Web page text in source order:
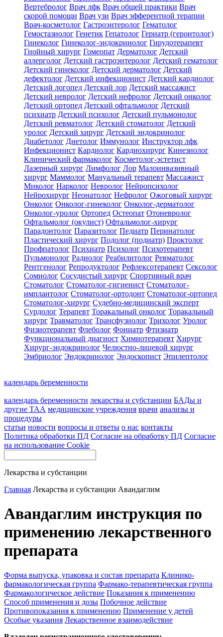
Вертебролог Врач лфк Врач общей практики Врач
скорой помощи Врач узи Врач эфферентной терапии
Врач-косметолог Гастроэнтеролог Гематолог
Гемостазиолог Генетик Гепатолог Гериатр (геронтолог)
Гинеколог Гинеколог-эндокринолог Гирудотерапевт
Гнойный хирург Гомеопат Дерматолог Детский
аллерголог Детский гастроэнтеролог Детский гематолог
Детский гинеколог Детский дерматолог Детский
дефектолог Детский инфекционист Детский кардиолог
Детский логопед Детский лор Детский массажист
Детский невролог Детский нефролог Детский онколог
Детский ортопед Детский офтальмолог Детский
психиатр Детский психолог Детский пульмонолог
Детский ревматолог Детский стоматолог Детский
уролог Детский хирург Детский эндокринолог
Диабетолог Диетолог Иммунолог Инструктор лфк
Инфекционист Кардиолог Кардиохирург Кинезиолог
Клинический фармаколог Косметолог-эстетист
Лазерный хирург Лимфолог Лор Малоинвазивный
хирург Маммолог Мануальный терапевт Массажист
Миколог Нарколог Невролог Нейропсихолог
Нейрохирург Неонатолог Нефролог Ожоговый хирург
Онколог Онколог-гинеколог Онколог-дерматолог
Онколог-уролог Ортопед Остеопат Отоневролог
Офтальмолог (окулист) Офтальмолог-хирург
Парадонтолог Паразитолог Педиатр Перинатолог
Пластический хирург Подолог (подиатр) Проктолог
Профпатолог Психиатр Психолог Психотерапевт
Пульмонолог Радиолог Реабилитолог Ревматолог
Рентгенолог Репродуктолог Рефлексотерапевт Сексолог
Сомнолог Сосудистый хирург Спортивный врач
Стоматолог Стоматолог-гигиенист Стоматолог-
имплантолог Стоматолог-ортодонт Стоматолог-ортопед
Стоматолог-хирург Судебно-медицинский эксперт
Сурдолог Терапевт Торакальный онколог Торакальный
хирург Травматолог Трансфузиолог Трихолог Уролог
Физиотерапевт Флеболог Фониатр Фтизиатр
Функциональный диагност Химиотерапевт Хирург
Хирург-эндокринолог Челюстно-лицевой хирург
Эмбриолог Эндокринолог Эндоскопист Эпилептолог
календарь беременности
календарь беременности лекарства и субстанции БАДы и
другие ТАА медицинские учреждения врачи анализы и
процедуры
статьи новости вопросы и ответы о нас контакты
Политика обработки ПД Согласие на обработку ПД Согласие
на использование Cookie
Лекарства и субстанции
Главная Лекарства и субстанции Авандаглим
Авандаглим инструкция по
применению лекарственного
препарата
Форма выпуска, упаковка и состав препарата Клинико-
фармакологическая группа Фармако-терапевтическая группа
Фармакологическое действие Показания к применению
Способ применения и дозы Побочное действие
Противопоказания к применению Применение у детей
Особые указания Лекарственное взаимодействие